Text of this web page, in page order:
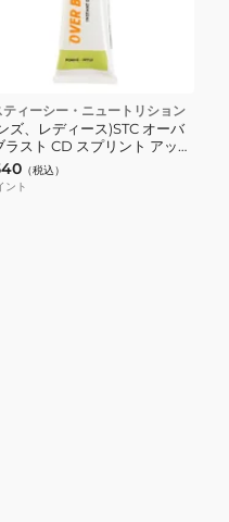
ティーシー・ニュートリション
ズ、レディース)STC オーバ
ラスト CD スプリント アップ
（税込）
ント